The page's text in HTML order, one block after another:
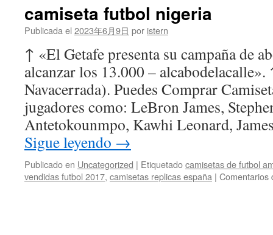
camiseta futbol nigeria
Publicada el 2023年6月9日 por istern
↑ «El Getafe presenta su campaña de
alcanzar los 13.000 –
Navacerrada). Puedes Comprar
jugadores como: LeBron James,
Antetokounmpo, Kawhi Leonard,
Sigue leyendo →
Publicado en Uncategorized | Etiquetadocamisetas de futbol
vendidas futbol 2017, camisetas replicas españa | Comentarios